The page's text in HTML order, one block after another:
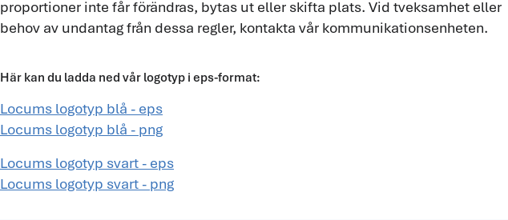
proportioner inte får förändras, bytas ut eller skifta plats. Vid tveksamhet eller
behov av undantag från dessa regler, kontakta vår kommunikationsenheten.
Här kan du ladda ned vår logotyp i eps-format:
Locums logotyp blå - eps
Locums logotyp blå - png
Locums logotyp svart - eps
Locums logotyp svart - png